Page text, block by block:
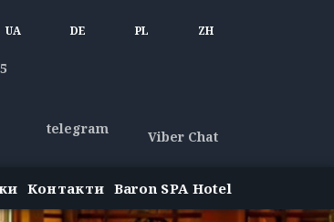
UA DE PL ZH
telegram Viber Chat
Контакти Baron SPA Hotel